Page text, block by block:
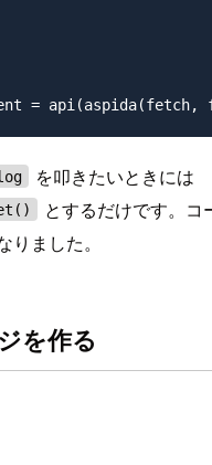
を叩きたいときには
とするだけです。コ
りました。
を作る